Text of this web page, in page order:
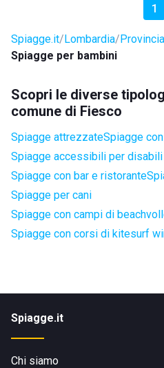
1
Spiagge.it Lombardia
Spiagge per bambini
Scopri le diverse
comune di Fiesco
Spiagge attrezzateSpiagge
Spiagge accessibili per disabili
Spiagge con bar e ristorante
Spiagge per cani
Spiagge con campi di
Spiagge con corsi di kitesurf
Spiagge.it
Chi siamo